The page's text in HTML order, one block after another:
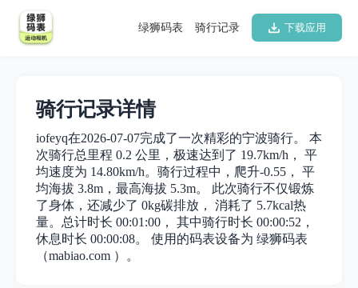
下载应用
骑行记录
绿狮码表
骑行记录详情
iofeyq在2026-07-07完成了一次精彩的宁波骑行。 本
次骑行总里程 0.2 公里，极速达到了 19.7km/h， 平
均速度为 14.80km/h。骑行过程中，爬升-0.55， 平
均海拔 3.8m，最高海拔 5.3m。 此次骑行不仅锻炼
了身体，还减少了 0kg碳排放， 消耗了 5.7kcal热
量。总计时长 00:01:00， 其中骑行时长 00:00:52，
休息时长 00:00:08。 使用的码表设备为 绿狮码表
（mabiao.com ）。